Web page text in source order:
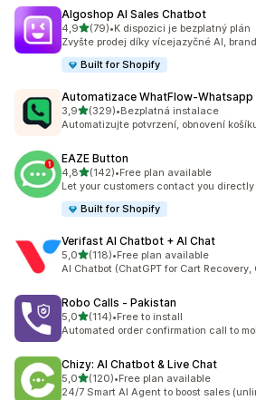
Algoshop AI Sales Chatbot
4,9z 5 hvězd
(79)
Celkový počet recenzí: 79
•K dispozici je bezplatný plán
Zvyšte prodej díky vícejazyčné AI,
Built for Shopify
Automatizace WhatFlow‑Whatsapp
3,9z 5 hvězd
(329)
Celkový počet recenzí: 329
•Bezplatná instalace
Automatizujte potvrzení, obnovení
EAZE Button
4,8z 5 hvězd
(142)
Celkový počet recenzí: 142
•Free plan available
Let your customers contact you
Built for Shopify
Verifast AI Chatbot + AI Chat
5,0z 5 hvězd
(118)
Celkový počet recenzí: 118
•Free plan available
AI Chatbot (ChatGPT for Cart
Robo Calls ‑ Pakistan
5,0z 5 hvězd
(114)
Celkový počet recenzí: 114
•Free to install
Automated order confirmation call to
Chizy: AI Chatbot & Live Chat
5,0z 5 hvězd
(120)
Celkový počet recenzí: 120
•Free plan available
24/7 Smart AI Agent to boost sales